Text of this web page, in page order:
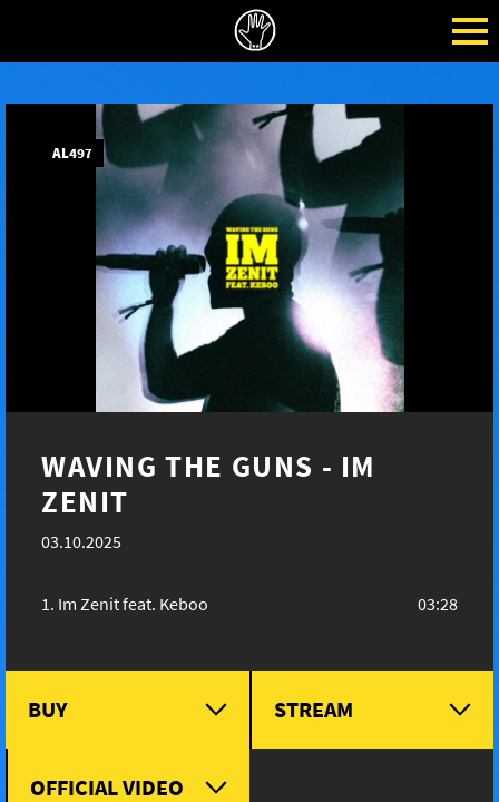
AL497
WAVING THE GUNS - IM
ZENIT
03.10.2025
Im Zenit feat. Keboo 03:28
BUY STREAM
OFFICIAL VIDEO